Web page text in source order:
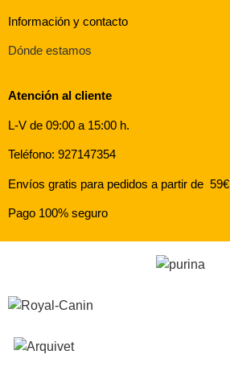
Información y contacto
Dónde estamos
Atención al cliente
L-V de 09:00 a 15:00 h.
Teléfono: 927147354
Envíos gratis para pedidos a partir de 59€
Pago 100% seguro